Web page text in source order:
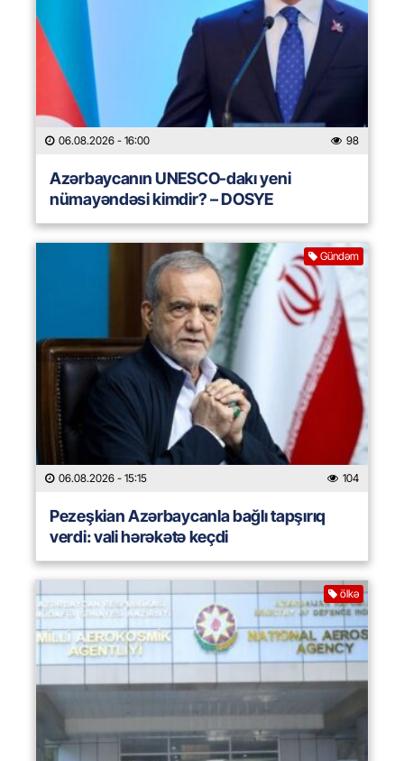
06.08.2026 - 16:00 98
Azərbaycanın UNESCO-dakı yeni
nümayəndəsi kimdir? – DOSYE
Gündəm
06.08.2026 - 15:15 104
Pezeşkian Azərbaycanla bağlı tapşırıq
verdi: vali hərəkətə keçdi
ölkə